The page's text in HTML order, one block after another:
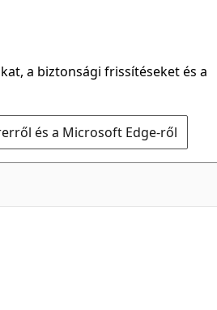
a biztonsági frissítéseket és a
és a Microsoft Edge-ről